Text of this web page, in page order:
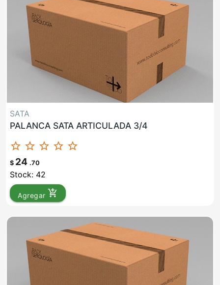
SATA
PALANCA SATA ARTICULADA 3/4
star_border star_border star_border star_border star_border
$ 24 .70
Stock: 42
Agregar add_shopping_cart